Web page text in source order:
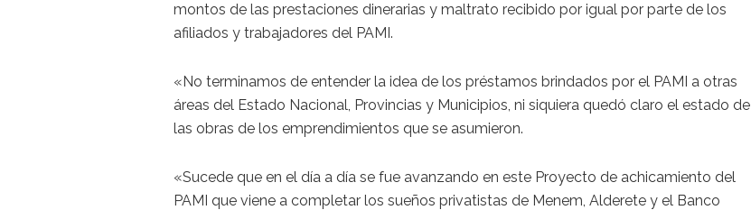
montos de las prestaciones dinerarias y maltrato recibido por igual por parte de los
afiliados y trabajadores del PAMI.
«No terminamos de entender la idea de los préstamos brindados por el PAMI a otras
áreas del Estado Nacional, Provincias y Municipios, ni siquiera quedó claro el estado de
las obras de los emprendimientos que se asumieron.
«Sucede que en el día a día se fue avanzando en este Proyecto de achicamiento del
PAMI que viene a completar los sueños privatistas de Menem, Alderete y el Banco